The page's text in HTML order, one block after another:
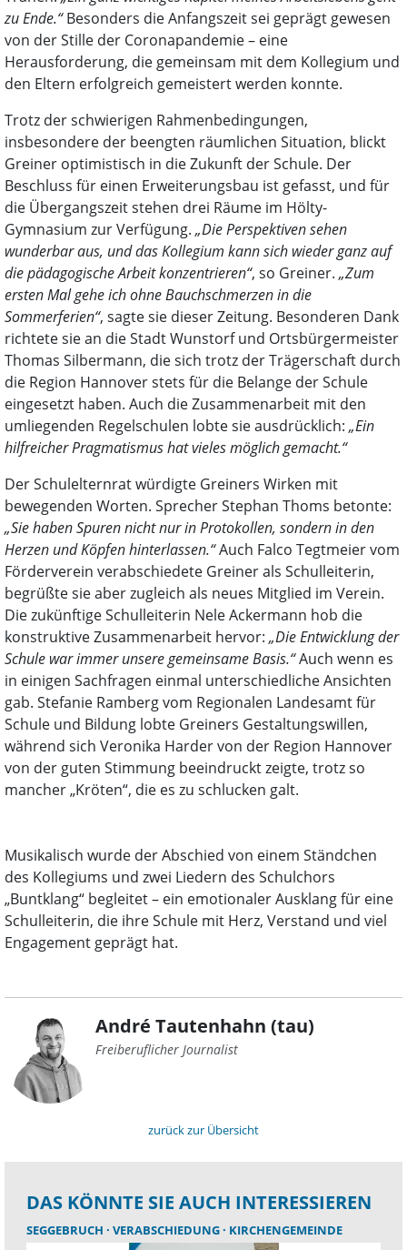
zu Ende.“Besonders die Anfangszeit sei geprägt gewesen
von der Stille der Coronapandemie – eine
Herausforderung, die gemeinsam mit dem Kollegium und
den Eltern erfolgreich gemeistert werden konnte.
Trotz der schwierigen Rahmenbedingungen,
insbesondere der beengten räumlichen Situation, blickt
Greiner optimistisch in die Zukunft der Schule. Der
Beschluss für einen Erweiterungsbau ist gefasst, und für
die Übergangszeit stehen drei Räume im Hölty-
Gymnasium zur Verfügung. „Die Perspektiven sehen
wunderbar aus, und das Kollegium kann sich wieder ganz auf
die pädagogische Arbeit konzentrieren“, so Greiner. „Zum
ersten Mal gehe ich ohne Bauchschmerzen in die
Sommerferien“, sagte sie dieser Zeitung. Besonderen Dank
richtete sie an die Stadt Wunstorf und Ortsbürgermeister
Thomas Silbermann, die sich trotz der Trägerschaft durch
die Region Hannover stets für die Belange der Schule
eingesetzt haben. Auch die Zusammenarbeit mit den
umliegenden Regelschulen lobte sie ausdrücklich: „Ein
hilfreicher Pragmatismus hat vieles möglich gemacht.“
Der Schulelternrat würdigte Greiners Wirken mit
bewegenden Worten. Sprecher Stephan Thoms betonte:
„Sie haben Spuren nicht nur in Protokollen, sondern in den
Herzen und Köpfen hinterlassen.“Auch Falco Tegtmeier vom
Förderverein verabschiedete Greiner als Schulleiterin,
begrüßte sie aber zugleich als neues Mitglied im Verein.
Die zukünftige Schulleiterin Nele Ackermann hob die
konstruktive Zusammenarbeit hervor: „Die Entwicklung der
Schule war immer unsere gemeinsame Basis.“Auch wenn es
in einigen Sachfragen einmal unterschiedliche Ansichten
gab. Stefanie Ramberg vom Regionalen Landesamt für
Schule und Bildung lobte Greiners Gestaltungswillen,
während sich Veronika Harder von der Region Hannover
von der guten Stimmung beeindruckt zeigte, trotz so
mancher „Kröten“, die es zu schlucken galt.
Musikalisch wurde der Abschied von einem Ständchen
des Kollegiums und zwei Liedern des Schulchors
„Buntklang“ begleitet – ein emotionaler Ausklang für eine
Schulleiterin, die ihre Schule mit Herz, Verstand und viel
Engagement geprägt hat.
André Tautenhahn (tau)
Freiberuflicher Journalist
zurück zur Übersicht
DAS KÖNNTE SIE AUCH INTERESSIEREN
SEGGEBRUCH VERABSCHIEDUNG KIRCHENGEMEINDE